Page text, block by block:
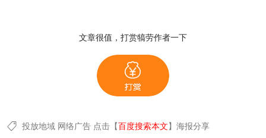
文章很值，打赏犒劳作者一下
 投放地域 网络广告点击【百度搜索本文】 海报分享